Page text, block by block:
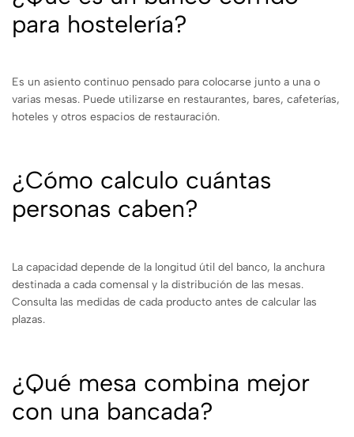
para hostelería?
Es un asiento continuo pensado para colocarse junto a una o
varias mesas. Puede utilizarse en restaurantes, bares, cafeterías,
hoteles y otros espacios de restauración.
¿Cómo calculo cuántas
personas caben?
La capacidad depende de la longitud útil del banco, la anchura
destinada a cada comensal y la distribución de las mesas.
Consulta las medidas de cada producto antes de calcular las
plazas.
¿Qué mesa combina mejor
con una bancada?